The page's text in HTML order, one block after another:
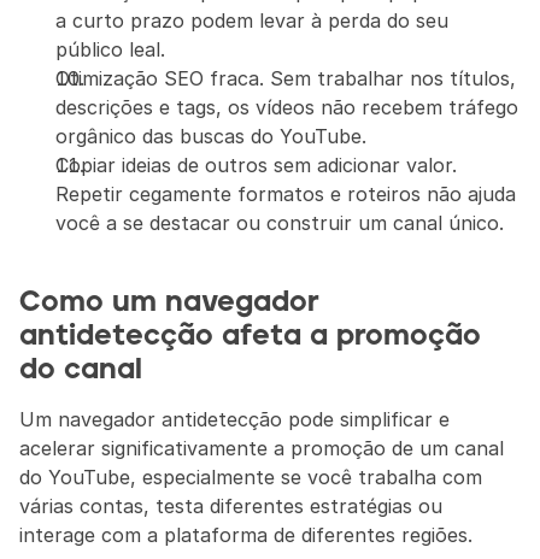
a curto prazo podem levar à perda do seu
público leal.
Otimização SEO fraca. Sem trabalhar nos títulos,
descrições e tags, os vídeos não recebem tráfego
orgânico das buscas do YouTube.
Copiar ideias de outros sem adicionar valor.
Repetir cegamente formatos e roteiros não ajuda
você a se destacar ou construir um canal único.
Como um navegador
antidetecção afeta a promoção
do canal
Um navegador antidetecção pode simplificar e
acelerar significativamente a promoção de um canal
do YouTube, especialmente se você trabalha com
várias contas, testa diferentes estratégias ou
interage com a plataforma de diferentes regiões.